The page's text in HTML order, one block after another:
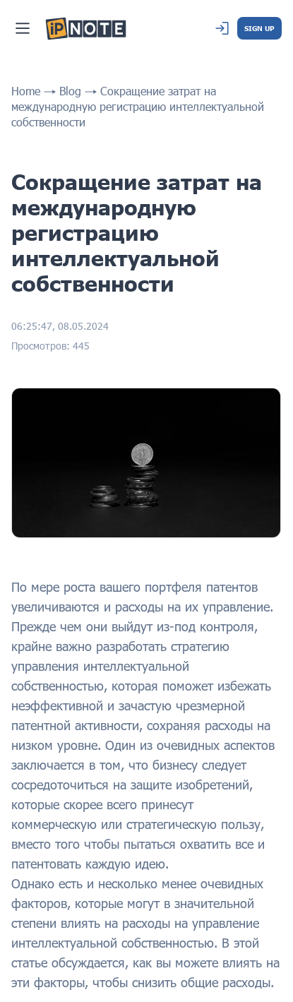
SIGN UP
Home Blog
Сокращение затрат на
международную регистрацию интеллектуальной
собственности
Сокращение затрат на
международную
регистрацию
интеллектуальной
собственности
06:25:47, 08.05.2024
Просмотров: 445
По мере роста вашего портфеля патентов
увеличиваются и расходы на их управление.
Прежде чем они выйдут из-под контроля,
крайне важно разработать стратегию
управления интеллектуальной
собственностью, которая поможет избежать
неэффективной и зачастую чрезмерной
патентной активности, сохраняя расходы на
низком уровне. Один из очевидных аспектов
заключается в том, что бизнесу следует
сосредоточиться на защите изобретений,
которые скорее всего принесут
коммерческую или стратегическую пользу,
вместо того чтобы пытаться охватить все и
патентовать каждую идею.
Однако есть и несколько менее очевидных
факторов, которые могут в значительной
степени влиять на расходы на управление
интеллектуальной собственностью. В этой
статье обсуждается, как вы можете влиять на
эти факторы, чтобы снизить общие расходы.